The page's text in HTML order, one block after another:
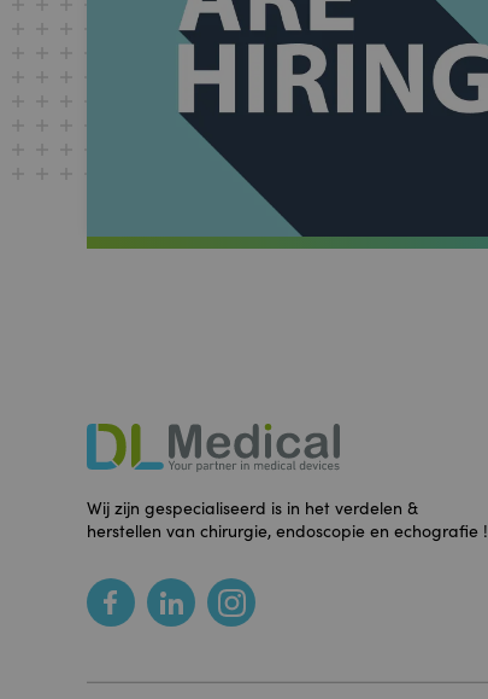
Medical
FooterWij zijn gespecialiseerd is in het verdelen &
herstellen van chirurgie, endoscopie en echografie !
Social
media